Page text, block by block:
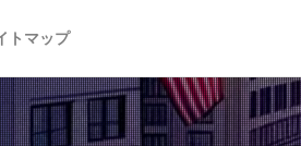
トマップ